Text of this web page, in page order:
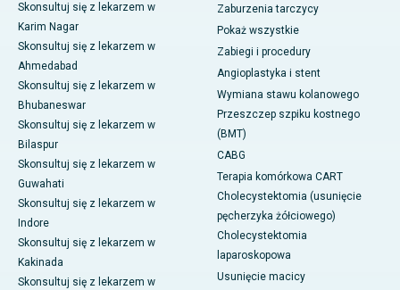
Skonsultuj się z lekarzem w
Karim Nagar
Skonsultuj się z lekarzem w
Ahmedabad
Skonsultuj się z lekarzem w
Bhubaneswar
Skonsultuj się z lekarzem w
Bilaspur
Skonsultuj się z lekarzem w
Guwahati
Skonsultuj się z lekarzem w
Indore
Skonsultuj się z lekarzem w
Kakinada
Skonsultuj się z lekarzem w
Zaburzenia tarczycy
Pokaż wszystkie
Zabiegi i procedury
Angioplastyka i stent
Wymiana stawu kolanowego
Przeszczep szpiku kostnego
(BMT)
CABG
Terapia komórkowa CART
Cholecystektomia (usunięcie
pęcherzyka żółciowego)
Cholecystektomia
laparoskopowa
Usunięcie macicy